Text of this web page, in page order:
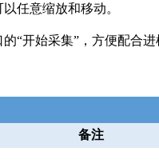
任意缩放和移动。
的“开始采集” ，方便配合进
备注